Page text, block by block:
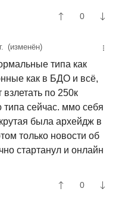
0
(изменён)
типа как
как в БДО и всё,
по 250к
типа сейчас. ммо себя
была архейдж в
только новости об
стартанул и онлайн
0